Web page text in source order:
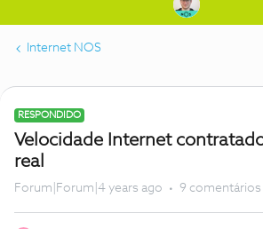
Internet NOS
RESPONDIDO
Velocidade Internet
real
Forum|Forum|4 years ago 9 comentários